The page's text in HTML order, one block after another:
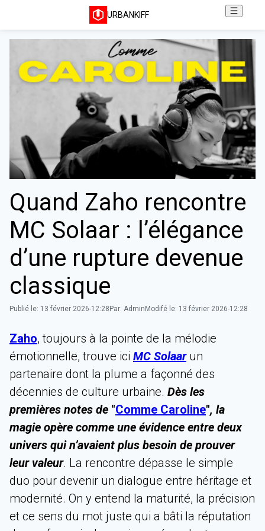
URBANKIFF
Quand Zaho rencontre
MC Solaar : l’élégance
d’une rupture devenue
classique
Publié le: 13 février 2026-12:28 Par: Admin Modifé le: 13 février 2026-12:28
Zaho, toujours à la pointe de la mélodie
émotionnelle, trouve ici MC Solaar un
partenaire dont la plume a façonné des
décennies de culture urbaine. Dès les
premières notes de "Comme Caroline", la
magie opère comme une évidence entre deux
univers qui n’avaient plus besoin de prouver
leur valeur. La rencontre dépasse le simple
duo pour devenir un dialogue entre héritage et
modernité. On y entend la maturité, la précision
et ce sens du mot juste qui a bâti la réputation